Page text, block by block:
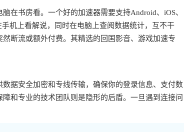
在书房看。一个好的加速器需要支持Android、iOS、
机上看解说，同时在电脑上查阅数据统计，互不干
断流或额外付费。其精选的回国影音、游戏加速专
据安全加密和专线传输，确保你的登录信息、支付数
和专业的技术团队则是隐形的后盾。一旦遇到连接问